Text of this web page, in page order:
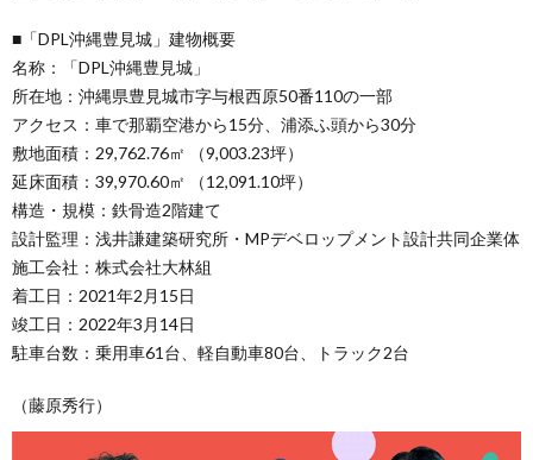
■「DPL沖縄豊見城」建物概要
名称：「DPL沖縄豊見城」
所在地：沖縄県豊見城市字与根西原50番110の一部
アクセス：車で那覇空港から15分、浦添ふ頭から30分
敷地面積：29,762.76㎡ （9,003.23坪）
延床面積：39,970.60㎡ （12,091.10坪）
構造・規模：鉄骨造2階建て
設計監理：浅井謙建築研究所・MPデベロップメント設計共同企業体
施工会社：株式会社大林組
着工日：2021年2月15日
竣工日：2022年3月14日
駐車台数：乗用車61台、軽自動車80台、トラック2台
（藤原秀行）